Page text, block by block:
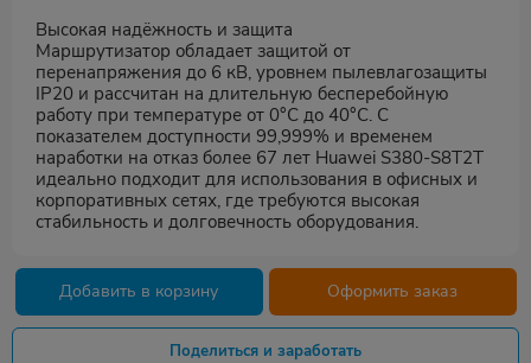
Высокая надёжность и защита
Маршрутизатор обладает защитой от
перенапряжения до 6 кВ, уровнем пылевлагозащиты
IP20 и рассчитан на длительную бесперебойную
работу при температуре от 0°C до 40°C. С
показателем доступности 99,999% и временем
наработки на отказ более 67 лет Huawei S380-S8T2T
идеально подходит для использования в офисных и
корпоративных сетях, где требуются высокая
стабильность и долговечность оборудования.
Добавить в корзину Оформить заказ
Поделиться и заработать